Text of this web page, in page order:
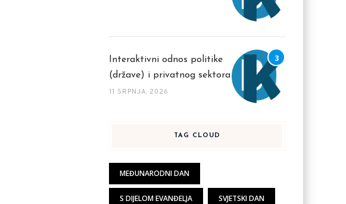
Interaktivni odnos politike
(države) i privatnog sektora
11 SRPNJA, 2026
TAG CLOUD
MEĐUNARODNI DAN
S DIJELOM EVANĐELJA SVJETSKI DAN